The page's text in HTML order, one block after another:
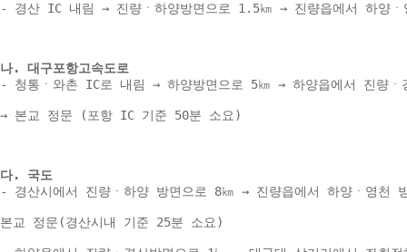
- 경산 IC 내림 → 진량ㆍ하양방면으로 1.5㎞ → 진량읍에서 하양
나. 대구포항고속도로
- 청통ㆍ와촌 IC로 내림 → 하양방면으로 5㎞ → 하양읍에서 진량
→ 본교 정문 (포항 IC 기준 50분 소요)
다. 국도
- 경산시에서 진량ㆍ하양 방면으로 8㎞ → 진량읍에서 하양ㆍ영
본교 정문(경산시내 기준 25분 소요)